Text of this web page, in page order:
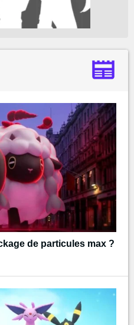
de particules max ?